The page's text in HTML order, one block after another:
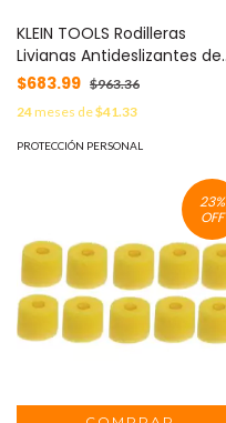
KLEIN TOOLS Rodilleras
Livianas Antideslizantes de
Gel que No Dañan las
Superficies Terminadas
MOD: 60849
$683.99 $963.36
24meses de$41.33
PROTECCIÓN PERSONAL
23%
OFF